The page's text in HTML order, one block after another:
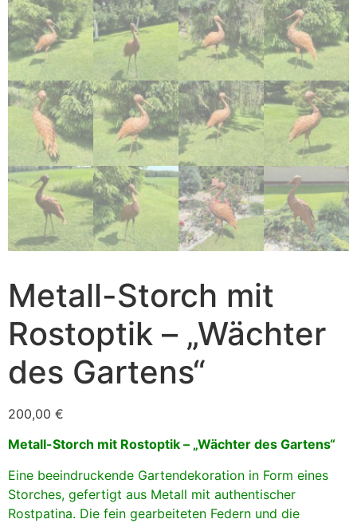
Metall-Storch mit
Rostoptik – „Wächter
des Gartens“
200,00 €
Metall-Storch mit Rostoptik – „Wächter des Gartens“
Eine beeindruckende Gartendekoration in Form eines
Storches, gefertigt aus Metall mit authentischer
Rostpatina. Die fein gearbeiteten Federn und die